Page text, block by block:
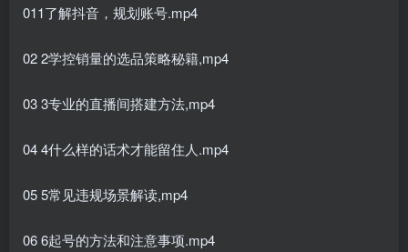
011了解抖音，规划账号.mp4
02 2学控销量的选品策略秘籍,mp4
03 3专业的直播间搭建方法,mp4
04 4什么样的话术才能留住人.mp4
05 5常见违规场景解读,mp4
06 6起号的方法和注意事项.mp4